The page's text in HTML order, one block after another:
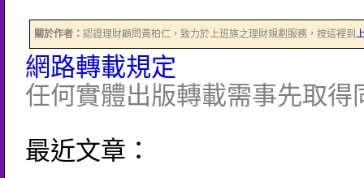
關於作者： 認證理財顧問黃柏仁，致力於上班族之理財規劃服務，按這裡到
網路轉載規定
任何實體出版轉載需事先取得
最近文章：